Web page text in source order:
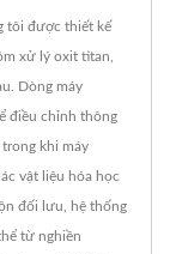
tôi được thiết kế
xử lý oxit titan,
Dòng máy
điều chỉnh thông
khi máy
vật liệu hóa học
đối lưu, hệ thống
từ nghiền